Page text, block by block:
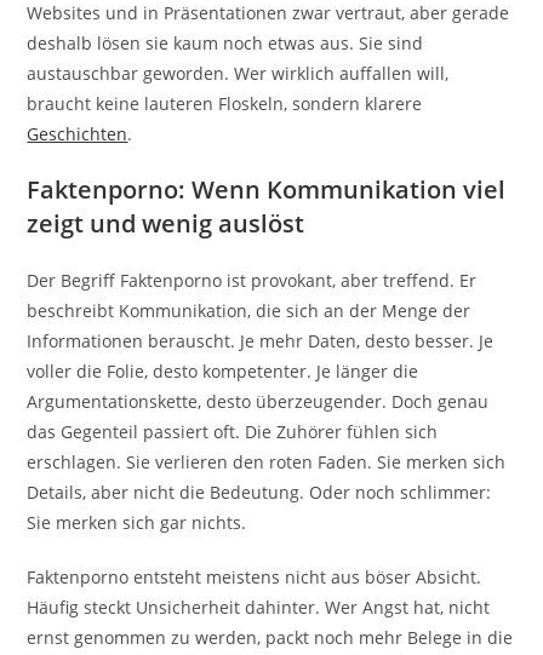
Websites und in Präsentationen zwar vertraut, aber gerade
deshalb lösen sie kaum noch etwas aus. Sie sind
austauschbar geworden. Wer wirklich auffallen will,
braucht keine lauteren Floskeln, sondern klarere
Geschichten.
Faktenporno: Wenn Kommunikation viel
zeigt und wenig auslöst
Der Begriff Faktenporno ist provokant, aber treffend. Er
beschreibt Kommunikation, die sich an der Menge der
Informationen berauscht. Je mehr Daten, desto besser. Je
voller die Folie, desto kompetenter. Je länger die
Argumentationskette, desto überzeugender. Doch genau
das Gegenteil passiert oft. Die Zuhörer fühlen sich
erschlagen. Sie verlieren den roten Faden. Sie merken sich
Details, aber nicht die Bedeutung. Oder noch schlimmer:
Sie merken sich gar nichts.
Faktenporno entsteht meistens nicht aus böser Absicht.
Häufig steckt Unsicherheit dahinter. Wer Angst hat, nicht
ernst genommen zu werden, packt noch mehr Belege in die